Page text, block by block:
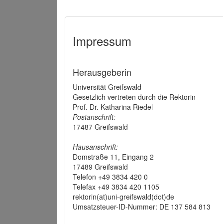
Impressum
Herausgeberin
Universität Greifswald
Gesetzlich vertreten durch die Rektorin
Prof. Dr. Katharina Riedel
Postanschrift:
17487 Greifswald
Hausanschrift:
Domstraße 11, Eingang 2
17489 Greifswald
Telefon +49 3834 420 0
Telefax +49 3834 420 1105
rektorin(at)uni-greifswald(dot)de
Umsatzsteuer-ID-Nummer: DE 137 584 813